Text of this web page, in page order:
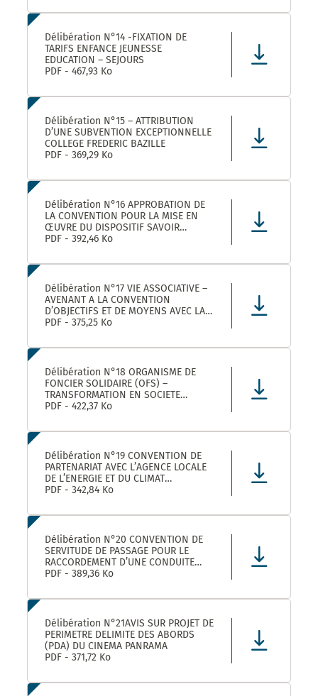
CASTELNAUVIENNES
Délibération N°14 -FIXATION DE
TARIFS ENFANCE JEUNESSE
EDUCATION – SEJOURS
PDF - 467,93 Ko
Délibération N°15 – ATTRIBUTION
D’UNE SUBVENTION EXCEPTIONNELLE
COLLEGE FREDERIC BAZILLE
PDF - 369,29 Ko
Délibération N°16 APPROBATION DE
LA CONVENTION POUR LA MISE EN
ŒUVRE DU DISPOSITIF SAVOIR
ROULER A VELO AVEC MONTPELLIER
PDF - 392,46 Ko
Délibération N°17 VIE ASSOCIATIVE –
AVENANT A LA CONVENTION
D’OBJECTIFS ET DE MOYENS AVEC LA
FEDERATION REGIONALE DES
CULTURE OCCITANIE POUR L’ANNEE
CONVENTION DE PARTENARIAT SIGNEE
POUR LA
PDF - 375,25 Ko
Délibération N°18 ORGANISME DE
FONCIER SOLIDAIRE (OFS) –
TRANSFORMATION EN SOCIETE
COOPERATIVE D’INTERET COLLECTIF
CAPITAL – APPROBATION –
PDF - 422,37 Ko
Délibération N°19 CONVENTION DE
PARTENARIAT AVEC L’AGENCE LOCALE
DE L’ENERGIE ET DU CLIMAT
MONTPELLIER METROPOLE :
PDF - 342,84 Ko
Délibération N°20 CONVENTION DE
SERVITUDE DE PASSAGE POUR LE
RACCORDEMENT D’UNE CONDUITE
EAUX PLUVIALES DANS LE CADRE DE
AVENUE DE L’EUROPE SUR LA
PDF - 389,36 Ko
Délibération N°21AVIS SUR PROJET DE
PERIMETRE DELIMITE DES ABORDS
(PDA) DU CINEMA PANRAMA
PDF - 371,72 Ko